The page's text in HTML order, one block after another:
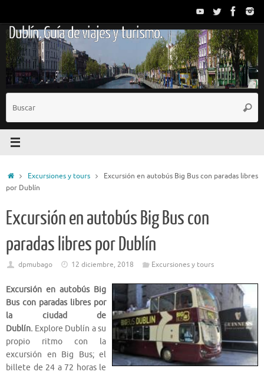
contenido
Dublín. Guía de viajes y turismo.
InicioExcursiones y tours
Excursión en autobús Big Bus con paradas libres
por Dublín
Excursión en autobús Big Bus con
paradas libres por Dublín
dpmubago 12 diciembre, 2018 Excursiones y tours
Excursión en autobús Big
Bus con paradas libres por
la ciudad de
Dublín. Explore Dublín a su
propio ritmo con la
excursión en Big Bus; el
billete de 24 a 72 horas le